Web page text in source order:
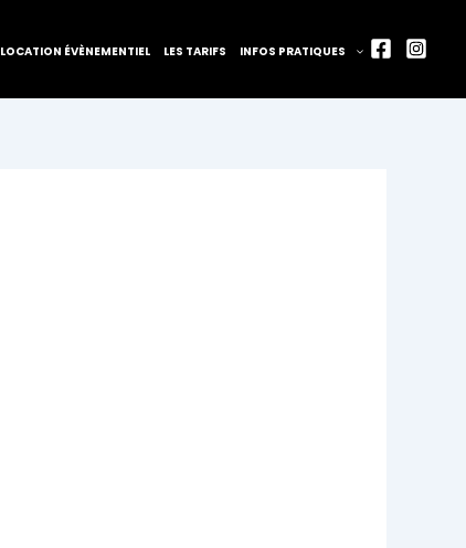
LOCATION ÉVÈNEMENTIEL LES TARIFS INFOS PRATIQUES